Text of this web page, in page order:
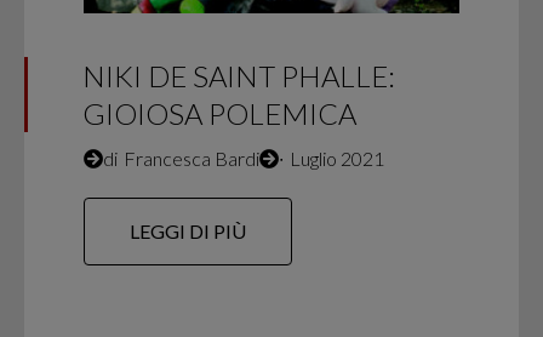
NIKI DE SAINT PHALLE:
GIOIOSA POLEMICA
di Francesca Bardi ∙ Luglio 2021
LEGGI DI PIÙ